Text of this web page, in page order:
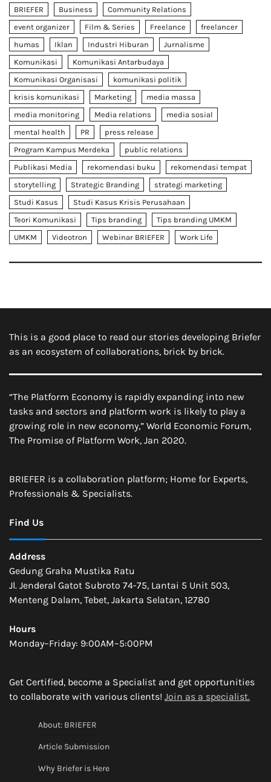
BRIEFER
Business
Community Relations
event organizer
Film & Series Freelance
freelancer
humas
Iklan Industri Hiburan
Jurnalisme
Komunikasi
Komunikasi Antarbudaya
Komunikasi Organisasi
komunikasi politik
krisis komunikasi
Marketing
media massa
media monitoring
Media relations
media sosial
mental health
PR
press release
Program Kampus Merdeka
public relations
Publikasi Media
rekomendasi buku
rekomendasi tempat
storytelling
Strategic Branding
strategi marketing
Studi Kasus
Studi Kasus Krisis Perusahaan
Teori Komunikasi
Tips branding
Tips branding UMKM
UMKM
Videotron Webinar BRIEFER Work Life
This is a good place to read our stories developing Briefer
as an ecosystem of collaborations, brick by brick.
“The Platform Economy is rapidly expanding into new
tasks and sectors and platform work is likely to play a
growing role in new economy,” World Economic Forum,
The Promise of Platform Work, Jan 2020.
BRIEFER is a collaboration platform; Home for Experts,
Professionals & Specialists.
Find Us
Address
Gedung Graha Mustika Ratu
Jl. Jenderal Gatot Subroto 74-75, Lantai 5 Unit 503,
Menteng Dalam, Tebet, Jakarta Selatan, 12780
Hours
Monday–Friday: 9:00AM–5:00PM
Get Certified, become a Specialist and get opportunities
to collaborate with various clients! Join as a specialist.
About: BRIEFER
Article Submission
Why Briefer is Here